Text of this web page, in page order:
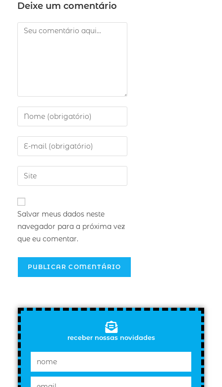
Deixe um comentário
Salvar meus dados neste
navegador para a próxima vez
que eu comentar.
receber nossas novidades